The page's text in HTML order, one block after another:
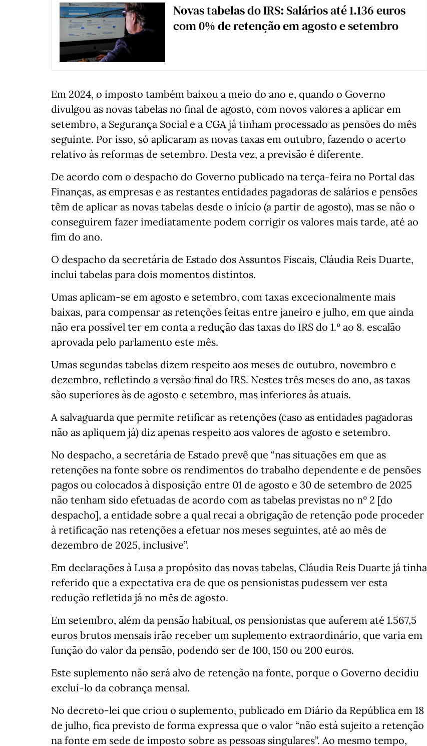
Novas tabelas do IRS: Salários até 1.136 euros
com 0% de retenção em agosto e setembro
Em 2024, o imposto também baixou a meio do ano e, quando o Governo
divulgou as novas tabelas no final de agosto, com novos valores a aplicar em
setembro, a Segurança Social e a CGA já tinham processado as pensões do mês
seguinte. Por isso, só aplicaram as novas taxas em outubro, fazendo o acerto
relativo às reformas de setembro. Desta vez, a previsão é diferente.
De acordo com o despacho do Governo publicado na terça-feira no Portal das
Finanças, as empresas e as restantes entidades pagadoras de salários e pensões
têm de aplicar as novas tabelas desde o início (a partir de agosto), mas se não o
conseguirem fazer imediatamente podem corrigir os valores mais tarde, até ao
fim do ano.
O despacho da secretária de Estado dos Assuntos Fiscais, Cláudia Reis Duarte,
inclui tabelas para dois momentos distintos.
Umas aplicam-se em agosto e setembro, com taxas excecionalmente mais
baixas, para compensar as retenções feitas entre janeiro e julho, em que ainda
não era possível ter em conta a redução das taxas do IRS do 1.º ao 8. escalão
aprovada pelo parlamento este mês.
Umas segundas tabelas dizem respeito aos meses de outubro, novembro e
dezembro, refletindo a versão final do IRS. Nestes três meses do ano, as taxas
são superiores às de agosto e setembro, mas inferiores às atuais.
A salvaguarda que permite retificar as retenções (caso as entidades pagadoras
não as apliquem já) diz apenas respeito aos valores de agosto e setembro.
No despacho, a secretária de Estado prevê que “nas situações em que as
retenções na fonte sobre os rendimentos do trabalho dependente e de pensões
pagos ou colocados à disposição entre 01 de agosto e 30 de setembro de 2025
não tenham sido efetuadas de acordo com as tabelas previstas no nº 2 [do
despacho], a entidade sobre a qual recai a obrigação de retenção pode proceder
à retificação nas retenções a efetuar nos meses seguintes, até ao mês de
dezembro de 2025, inclusive”.
Em declarações à Lusa a propósito das novas tabelas, Cláudia Reis Duarte já tinha
referido que a expectativa era de que os pensionistas pudessem ver esta
redução refletida já no mês de agosto.
Em setembro, além da pensão habitual, os pensionistas que auferem até 1.567,5
euros brutos mensais irão receber um suplemento extraordinário, que varia em
função do valor da pensão, podendo ser de 100, 150 ou 200 euros.
Este suplemento não será alvo de retenção na fonte, porque o Governo decidiu
excluí-lo da cobrança mensal.
No decreto-lei que criou o suplemento, publicado em Diário da República em 18
de julho, fica previsto de forma expressa que o valor “não está sujeito a retenção
na fonte em sede de imposto sobre as pessoas singulares”. Ao mesmo tempo,